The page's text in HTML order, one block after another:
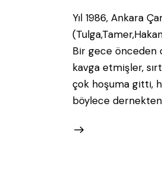
Yıl 1986, Ankara
Bir gece önceden
kavga etmişler,
çok hoşuma gitti,
böylece